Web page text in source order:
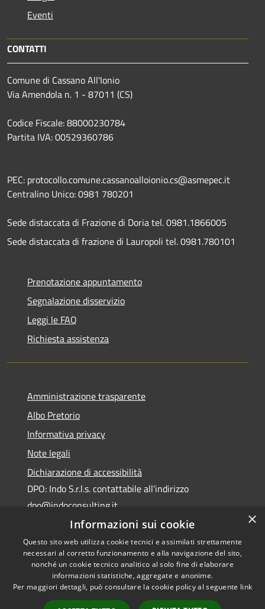
Eventi
CONTATTI
Comune di Cassano All'Ionio
Via Amendola n. 1 - 87011 (CS)
Codice Fiscale: 88000230784
Partita IVA: 00529360786
PEC: protocollo.comune.cassanoalloionio.cs@asmepec.it
Centralino Unico: 0981 780201
Sede distaccata di Frazione di Doria tel. 0981.1866005
Sede distaccata di frazione di Lauropoli tel. 0981.780101
Prenotazione appuntamento
Segnalazione disservizio
Leggi le FAQ
Richiesta assistenza
Amministrazione trasparente
Albo Pretorio
Informativa privacy
Note legali
Dichiarazione di accessibilità
DPO: Indo S.r.l.s. contattabile all’indirizzo
dpo@indoconsulting.it
Accessibilità
Copyright © 2026 • Comune di
Cassano All'Ionio • Powered by
×
Informazioni sui cookie
Questo sito web utilizza cookie tecnici e assimilati strettamente
necessari al corretto funzionamento e alla navigazione del sito,
nonché un cookie tecnico analitico al solo fine di elaborare
informazioni statistiche, aggregate e anonime.
Per maggiori dettagli, può consultare la cookie policy al seguente link